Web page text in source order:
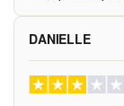
DANIELLE